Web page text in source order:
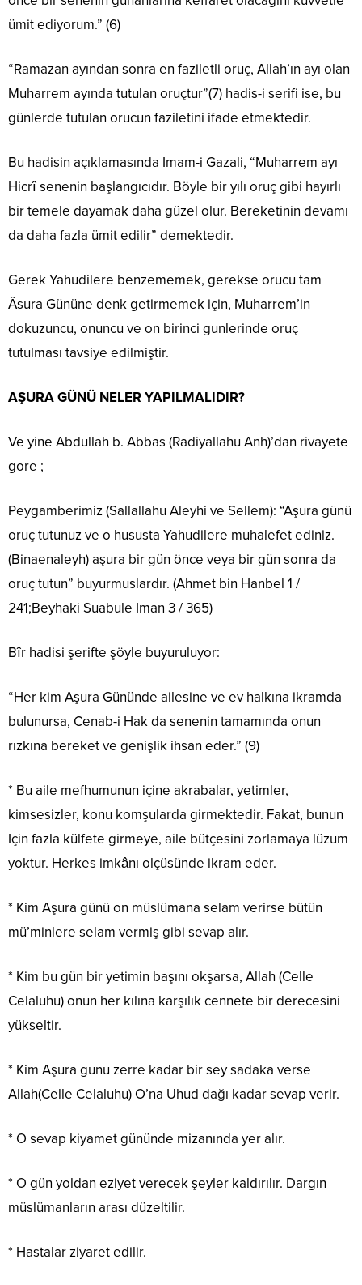
ümit ediyorum.” (6)
“Ramazan ayından sonra en faziletli oruç, Allah’ın ayı olan
Muharrem ayında tutulan oruçtur”(7) hadis-i serifi ise, bu
günlerde tutulan orucun faziletini ifade etmektedir.
Bu hadisin açıklamasında Imam-i Gazali, “Muharrem ayı
Hicrî senenin başlangıcıdır. Böyle bir yılı oruç gibi hayırlı
bir temele dayamak daha güzel olur. Bereketinin devamı
da daha fazla ümit edilir” demektedir.
Gerek Yahudilere benzememek, gerekse orucu tam
Âsura Gününe denk getirmemek için, Muharrem’in
dokuzuncu, onuncu ve on birinci gunlerinde oruç
tutulması tavsiye edilmiştir.
AŞURA GÜNÜ NELER YAPILMALIDIR?
Ve yine Abdullah b. Abbas (Radiyallahu Anh)’dan rivayete
gore ;
Peygamberimiz (Sallallahu Aleyhi ve Sellem): “Aşura günü
oruç tutunuz ve o hususta Yahudilere muhalefet ediniz.
(Binaenaleyh) aşura bir gün önce veya bir gün sonra da
oruç tutun” buyurmuslardır. (Ahmet bin Hanbel 1 /
241;Beyhaki Suabule Iman 3 / 365)
Bîr hadisi şerifte şöyle buyuruluyor:
“Her kim Aşura Gününde ailesine ve ev halkına ikramda
bulunursa, Cenab-i Hak da senenin tamamında onun
rızkına bereket ve genişlik ihsan eder.” (9)
* Bu aile mefhumunun içine akrabalar, yetimler,
kimsesizler, konu komşularda girmektedir. Fakat, bunun
Için fazla külfete girmeye, aile bütçesini zorlamaya lüzum
yoktur. Herkes imkânı olçüsünde ikram eder.
* Kim Aşura günü on müslümana selam verirse bütün
mü’minlere selam vermiş gibi sevap alır.
* Kim bu gün bir yetimin başını okşarsa, Allah (Celle
Celaluhu) onun her kılına karşılık cennete bir derecesini
yükseltir.
* Kim Aşura gunu zerre kadar bir sey sadaka verse
Allah(Celle Celaluhu) O’na Uhud dağı kadar sevap verir.
* O sevap kiyamet gününde mizanında yer alır.
* O gün yoldan eziyet verecek şeyler kaldırılır. Dargın
müslümanların arası düzeltilir.
* Hastalar ziyaret edilir.